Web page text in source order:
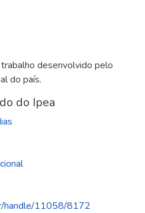
desenvolvido pelo
do país.
do Ipea
handle/11058/8172